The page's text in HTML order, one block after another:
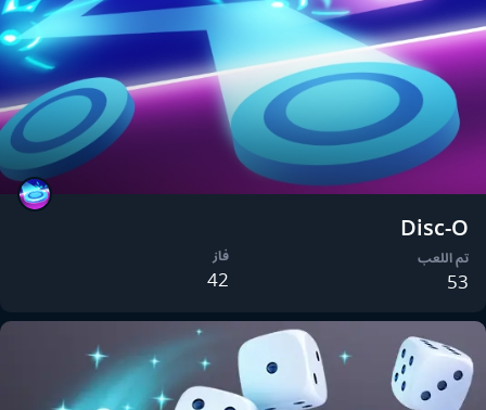
Disc-O
تم اللعب
53
فاز
42